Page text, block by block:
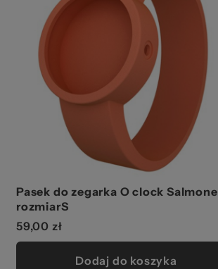
Pasek do zegarka O clock Salmone
rozmiarS
59,00 zł
Dodaj do koszyka